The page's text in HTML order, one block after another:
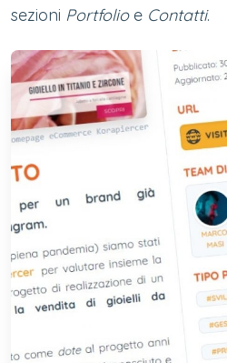
sezioni Portfolioe Contatti.